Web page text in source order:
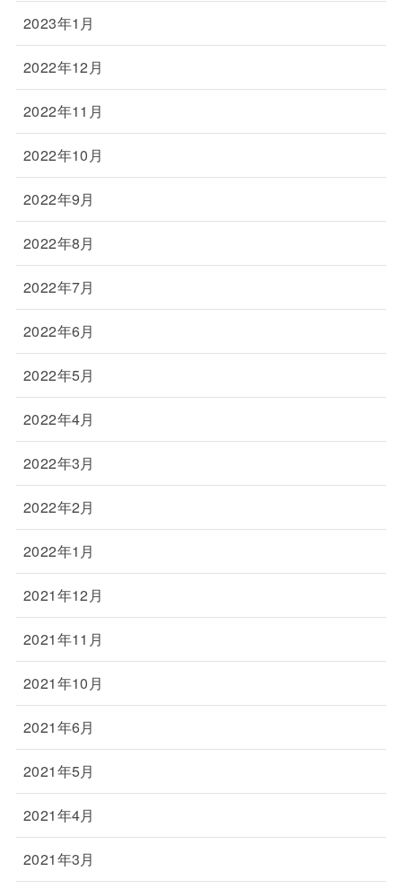
2023年1月
2022年12月
2022年11月
2022年10月
2022年9月
2022年8月
2022年7月
2022年6月
2022年5月
2022年4月
2022年3月
2022年2月
2022年1月
2021年12月
2021年11月
2021年10月
2021年6月
2021年5月
2021年4月
2021年3月